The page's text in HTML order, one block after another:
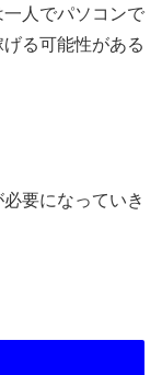
人でパソコンで
る可能性がある
要になっていき